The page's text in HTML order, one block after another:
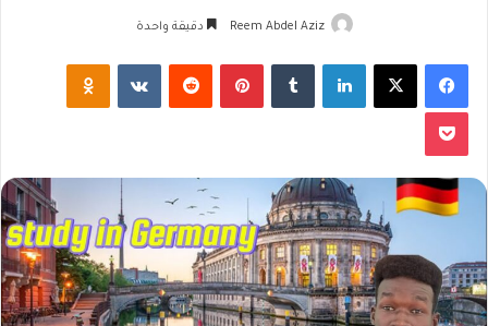
Reem Abdel Aziz دقيقة واحدة
فيسبوك لينكدإن بينتيريست